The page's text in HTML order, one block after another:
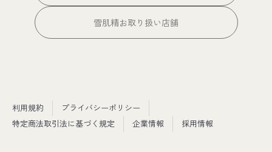
雪肌精お取り扱い店舗
利用規約
プライバシーポリシー
特定商法取引法に基づく規定
企業情報 採用情報